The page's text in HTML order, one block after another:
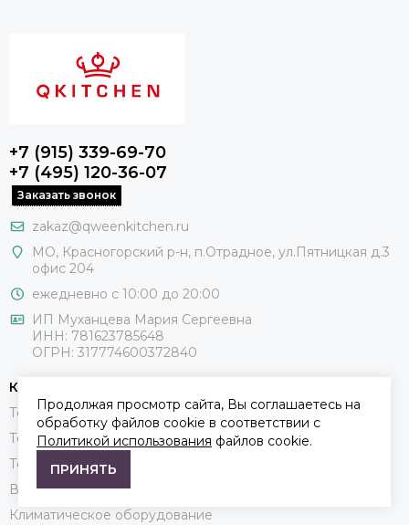
+7 (915) 339-69-70
+7 (495) 120-36-07
Заказать звонок
zakaz@qweenkitchen.ru
МО, Красногорский р-н, п.Отрадное, ул.Пятницкая д.3
офис 204
ежедневно с 10:00 до 20:00
ИП Муханцева Мария Сергеевна
ИНН: 781623785648
ОГРН: 317774600372840
КАТАЛОГ
Техника по уходу за одеждой
Техника для кухни
Техника для красоты и здоровья
Винные шкафы (винные холодильники)
Климатическое оборудование
Продолжая просмотр сайта, Вы соглашаетесь на
обработку файлов cookie в соответствии с
Политикой использования файлов cookie.
ПРИНЯТЬ